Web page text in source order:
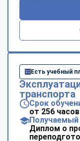
Есть учебный
транспорта
Срок
от 256 часов
Диплом о